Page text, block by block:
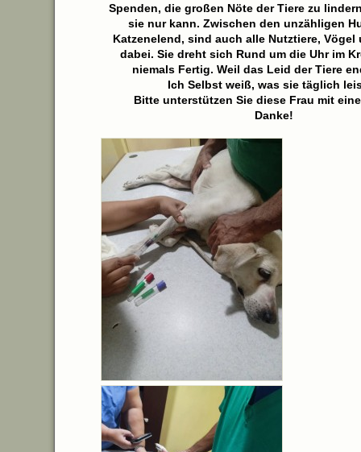
Spenden, die großen Nöte der Tiere zu
sie nur kann. Zwischen den unzähligen
Katzenelend, sind auch alle Nutztiere, Vögel
dabei. Sie dreht sich Rund um die Uhr im
niemals Fertig. Weil das Leid der Tiere
Ich Selbst weiß, was sie täglich
Bitte unterstützen Sie diese Frau mit
Danke!